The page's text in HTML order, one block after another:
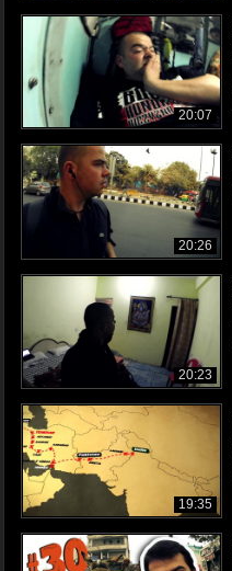
20:07
20:26
20:23
19:35